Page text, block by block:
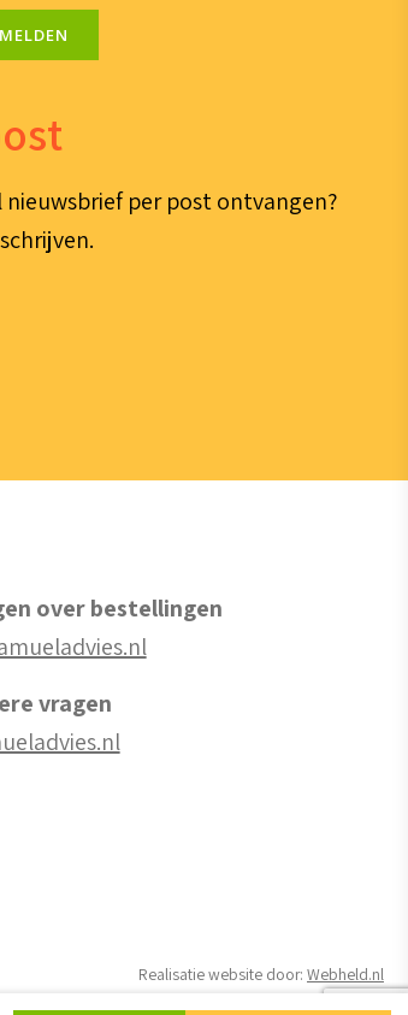
per post ontvangen?
over bestellingen
vragen
Realisatie website door: Webheld.nl